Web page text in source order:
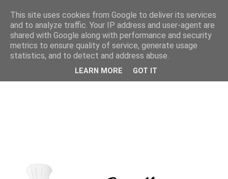
This site uses cookies from Google to deliver its services
and to analyze traffic. Your IP address and user-agent are
shared with Google along with performance and security
metrics to ensure quality of service, generate usage
statistics, and to detect and address abuse.
LEARN MORE GOT IT